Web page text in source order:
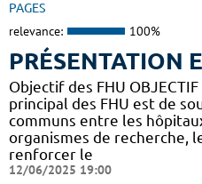
PAGES
relevance: 100%
PRÉSENTATION
Objectif des FHU OBJECTIF
principal des FHU est de
communs entre les
organismes de recherche,
renforcer le
12/06/2025 19:00